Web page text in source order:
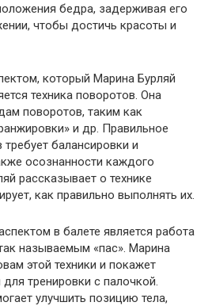
бедра, задерживая его
чтобы достичь красоты и
который Марина Бурляй
техника поворотов. Она
поворотов, таким как
и др. Правильное
балансировки и
осознанности каждого
рассказывает о технике
как правильно выполнять их.
в балете является работа
называемым «пас». Марина
этой техники и покажет
тренировки с палочкой.
улучшить позицию тела,